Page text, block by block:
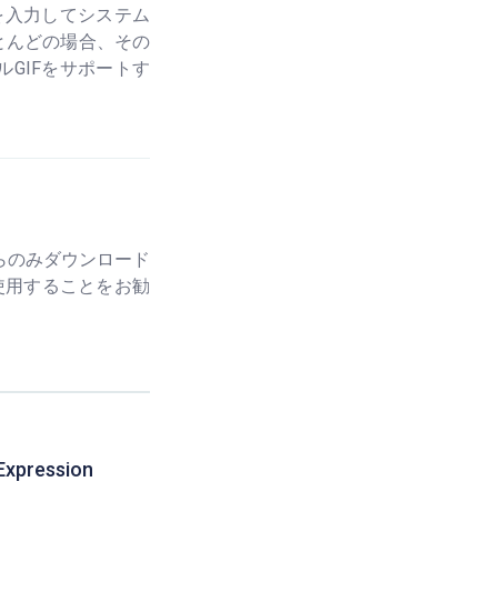
力してシステム
どの場合、その
GIFをサポートす
みダウンロード
することをお勧